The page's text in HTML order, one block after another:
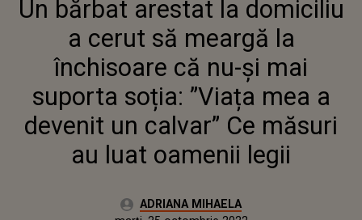
NU-ȘI MAI SUPORTA SOȚIA: ”VIAȚA MEA A
DEVENIT UN CALVAR” CE MĂSURI AU LUAT
OAMENII LEGII
Un bărbat arestat la domiciliu
a cerut să meargă la
închisoare că nu-și mai
suporta soția: ”Viața mea a
devenit un calvar” Ce măsuri
au luat oamenii legii
Autor:ADRIANA MIHAELA